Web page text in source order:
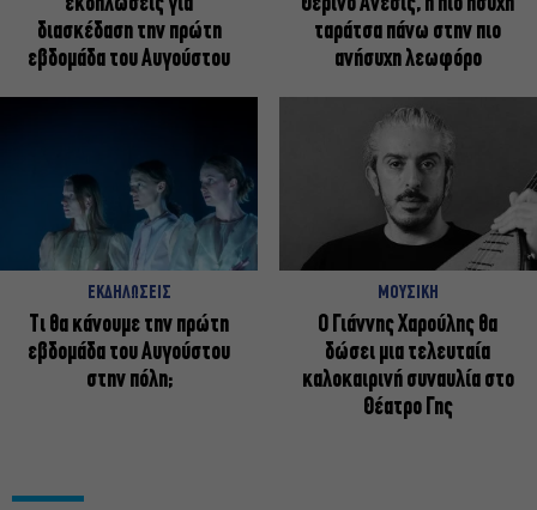
διασκέδαση την πρώτη
εβδομάδα του Αυγούστου
ταράτσα πάνω στην πιο
ανήσυχη λεωφόρο
ΕΚΔΗΛΩΣΕΙΣ
Τι θα κάνουμε την πρώτη
εβδομάδα του Αυγούστου
στην πόλη;
ΜΟΥΣΙΚΗ
Ο Γιάννης Χαρούλης θα
δώσει μια τελευταία
καλοκαιρινή συναυλία στο
Θέατρο Γης